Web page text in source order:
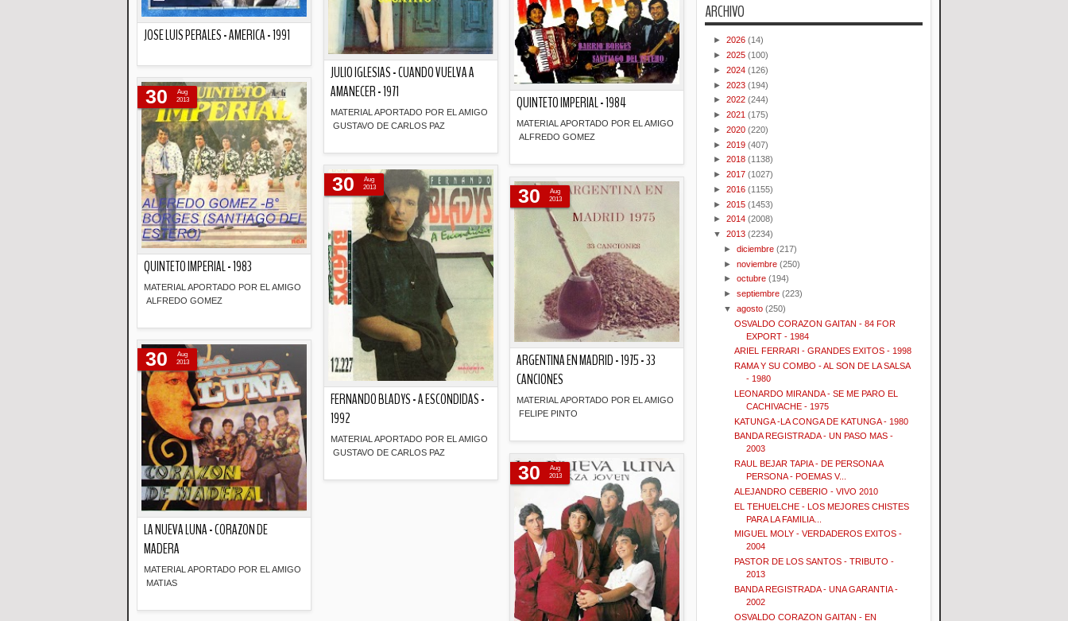
JOSE LUIS PERALES - AMERICA - 1991
JULIO IGLESIAS - CUANDO VUELVA A
AMANECER - 1971
MATERIAL APORTADO POR EL AMIGO
GUSTAVO DE CARLOS PAZ
QUINTETO IMPERIAL - 1984
MATERIAL APORTADO POR EL AMIGO
ALFREDO GOMEZ
QUINTETO IMPERIAL - 1983
MATERIAL APORTADO POR EL AMIGO
ALFREDO GOMEZ
30
Aug
2013
FERNANDO BLADYS - A ESCONDIDAS -
1992
MATERIAL APORTADO POR EL AMIGO
GUSTAVO DE CARLOS PAZ
30
Aug
2013
ARGENTINA EN MADRID - 1975 - 33
CANCIONES
MATERIAL APORTADO POR EL AMIGO
FELIPE PINTO
30
Aug
2013
LA NUEVA LUNA - CORAZON DE
MADERA
MATERIAL APORTADO POR EL AMIGO
MATIAS
30
Aug
2013
30
Aug
2013
ARCHIVO
► 2026 (14)
► 2025 (100)
► 2024 (126)
► 2023 (194)
► 2022 (244)
► 2021 (175)
► 2020 (220)
► 2019 (407)
► 2018 (1138)
► 2017 (1027)
► 2016 (1155)
► 2015 (1453)
► 2014 (2008)
▼ 2013 (2234)
►diciembre (217)
►noviembre (250)
►octubre (194)
►septiembre (223)
▼agosto (250)
OSVALDO CORAZON GAITAN - 84 FOR
EXPORT - 1984
ARIEL FERRARI - GRANDES EXITOS - 1998
RAMA Y SU COMBO - AL SON DE LA SALSA
- 1980
LEONARDO MIRANDA - SE ME PARO EL
CACHIVACHE - 1975
KATUNGA -LA CONGA DE KATUNGA - 1980
BANDA REGISTRADA - UN PASO MAS -
2003
RAUL BEJAR TAPIA - DE PERSONA A
PERSONA - POEMAS V...
ALEJANDRO CEBERIO - VIVO 2010
EL TEHUELCHE - LOS MEJORES CHISTES
PARA LA FAMILIA...
MIGUEL MOLY - VERDADEROS EXITOS -
2004
PASTOR DE LOS SANTOS - TRIBUTO -
2013
BANDA REGISTRADA - UNA GARANTIA -
2002
OSVALDO CORAZON GAITAN - EN